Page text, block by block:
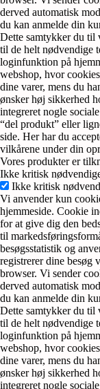
derved automatisk
du kan anmelde din
Dette samtykker du til
til de helt nødvendige
loginfunktion på
webshop, hvor
dine varer, mens du
ønsker høj sikkerhed
integreret nogle
“del produkt” eller
side. Her har du
vilkårene under din
Vores produkter er
Ikke kritisk
Ikke kritisk
Vi anvender kun
hjemmeside. Cookie
for at give dig den
til
besøgsstatistik og
registrerer dine besøg
browser. Vi sender
derved automatisk
du kan anmelde din
Dette samtykker du til
til de helt nødvendige
loginfunktion på
webshop, hvor
dine varer, mens du
ønsker høj sikkerhed
integreret nogle